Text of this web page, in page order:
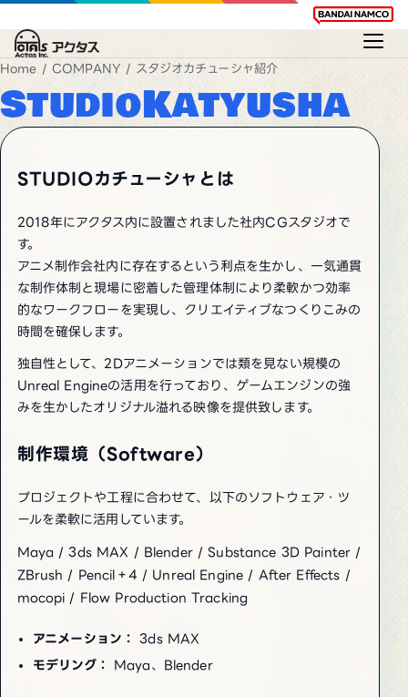
Home / COMPANY / スタジオカチューシャ紹介
StudioKatyusha
STUDIOカチューシャとは
2018年にアクタス内に設置されました社内CGスタジオで
す。
アニメ制作会社内に存在するという利点を生かし、一気通貫
な制作体制と現場に密着した管理体制により柔軟かつ効率
的なワークフローを実現し、クリエイティブなつくりこみの
時間を確保します。
独自性として、2Dアニメーションでは類を見ない規模の
Unreal Engineの活用を行っており、ゲームエンジンの強
みを生かしたオリジナル溢れる映像を提供致します。
制作環境（Software）
プロジェクトや工程に合わせて、以下のソフトウェア・ツ
ールを柔軟に活用しています。
Maya / 3ds MAX / Blender / Substance 3D Painter /
ZBrush / Pencil＋4 / Unreal Engine / After Effects /
mocopi / Flow Production Tracking
アニメーション：
3ds MAX
モデリング：
Maya、Blender